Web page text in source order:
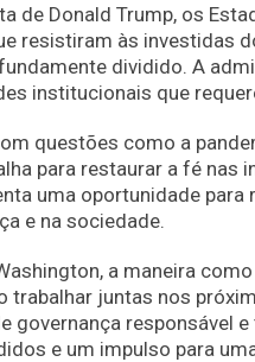
de Donald Trump, os
resistiram às investidas
dividido. A
institucionais que
questões como a
para restaurar a fé
uma oportunidade
e na sociedade.
a maneira
trabalhar juntas nos
governança responsável
e um impulso para